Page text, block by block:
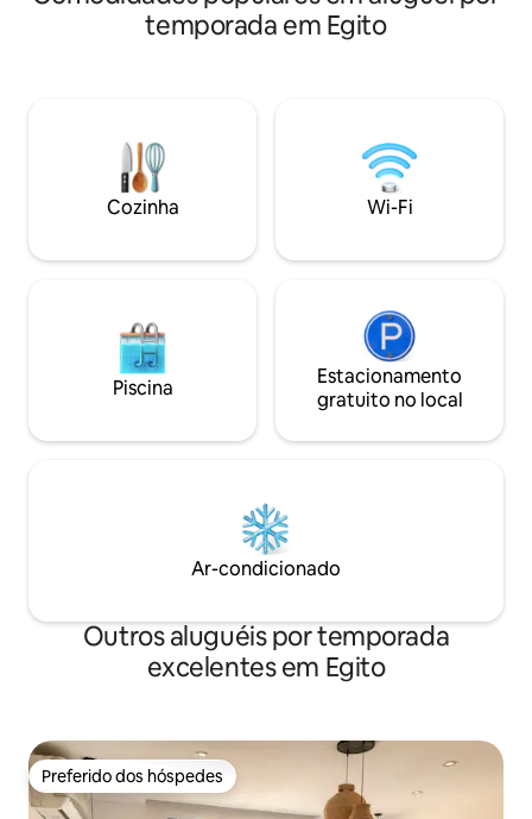
de calcário bruto emolduram uma
combinação sofisticada de móveis,
estar espaçosa e charmosa, cozinha
americana, espaço para refeições e uma
área de dormir, um banheiro grande e
uma pequena área de estar
com uma vista
as Pirâmides de
Para aproveitar
confira nossas
compromisso de
hóspedes a
temporada em Egito
Cozinha Wi-Fi
Piscina
Estacionamento
gratuito no local
Ar-condicionado
Outros aluguéis por temporada
excelentes em Egito
Preferido dos hóspedes
Preferido dos hóspedes